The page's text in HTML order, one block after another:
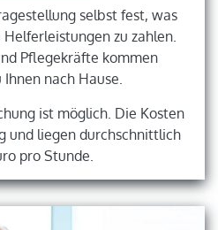
selbst fest, was
zu zahlen.
Pflegekräfte kommen
Ihnen nach Hause.
ist möglich. Die Kosten
und liegen durchschnittlich
pro Stunde.